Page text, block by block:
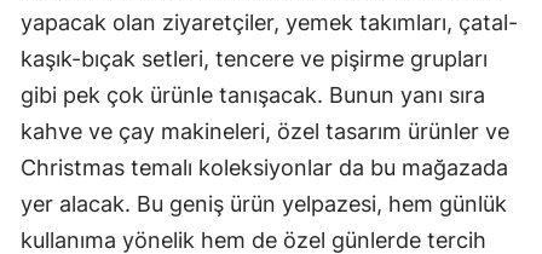
yapacak olan ziyaretçiler, yemek takımları, çatal-
kaşık-bıçak setleri, tencere ve pişirme grupları
gibi pek çok ürünle tanışacak. Bunun yanı sıra
kahve ve çay makineleri, özel tasarım ürünler ve
Christmas temalı koleksiyonlar da bu mağazada
yer alacak. Bu geniş ürün yelpazesi, hem günlük
kullanıma yönelik hem de özel günlerde tercih